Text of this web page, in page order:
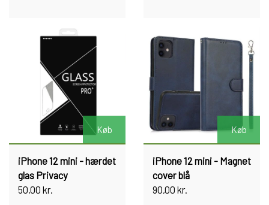
Køb
iPhone 12 mini - hærdet
glas Privacy
50,00 kr.
Køb
iPhone 12 mini - Magnet
cover blå
90,00 kr.